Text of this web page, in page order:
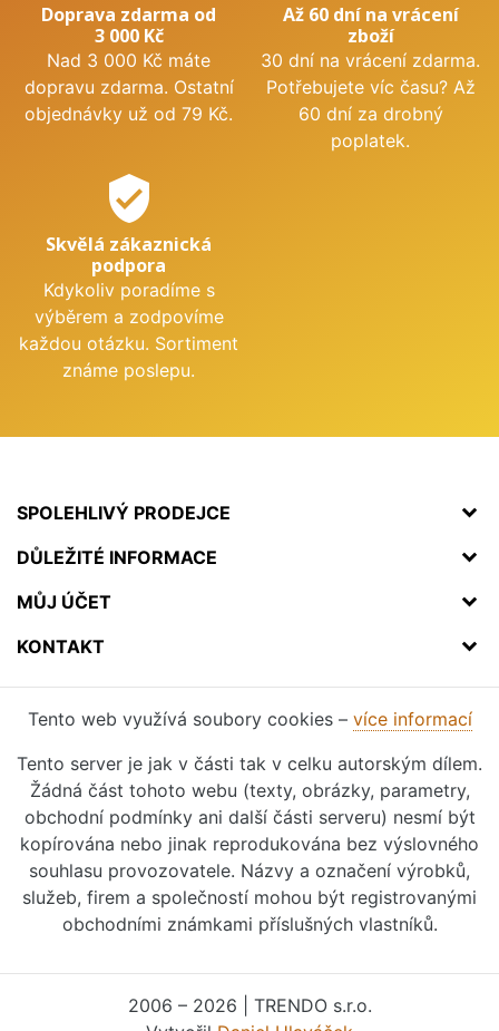
Doprava zdarma od
3 000 Kč
Nad 3 000 Kč máte
dopravu zdarma. Ostatní
objednávky už od 79 Kč.
Až 60 dní na vrácení
zboží
30 dní na vrácení zdarma.
Potřebujete víc času? Až
60 dní za drobný
poplatek.
verified_user
Skvělá zákaznická
podpora
Kdykoliv poradíme s
výběrem a zodpovíme
každou otázku. Sortiment
známe poslepu.
SPOLEHLIVÝ PRODEJCE
DŮLEŽITÉ INFORMACE
MŮJ ÚČET
KONTAKT
Tento web využívá soubory cookies – více informací
Tento server je jak v části tak v celku autorským dílem.
Žádná část tohoto webu (texty, obrázky, parametry,
obchodní podmínky ani další části serveru) nesmí být
kopírována nebo jinak reprodukována bez výslovného
souhlasu provozovatele. Názvy a označení výrobků,
služeb, firem a společností mohou být registrovanými
obchodními známkami příslušných vlastníků.
2006 – 2026 | TRENDO s.r.o.